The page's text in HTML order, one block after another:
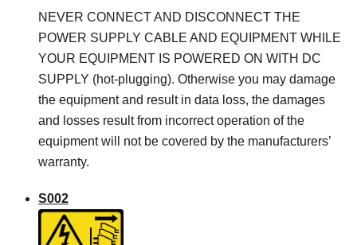
NEVER CONNECT AND DISCONNECT THE
POWER SUPPLY CABLE AND EQUIPMENT WHILE
YOUR EQUIPMENT IS POWERED ON WITH DC
SUPPLY (hot-plugging). Otherwise you may damage
the equipment and result in data loss, the damages
and losses result from incorrect operation of the
equipment will not be covered by the manufacturers’
warranty.
S002